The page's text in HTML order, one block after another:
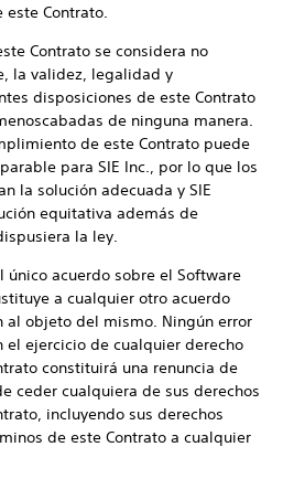
este Contrato.
Contrato se considera no
la validez, legalidad y
disposiciones de este Contrato
de ninguna manera.
de este Contrato puede
para SIE Inc., por lo que los
la solución adecuada y SIE
equitativa además de
la ley.
único acuerdo sobre el Software
a cualquier otro acuerdo
al objeto del mismo. Ningún error
el ejercicio de cualquier derecho
constituirá una renuncia de
ceder cualquiera de sus derechos
incluyendo sus derechos
de este Contrato a cualquier